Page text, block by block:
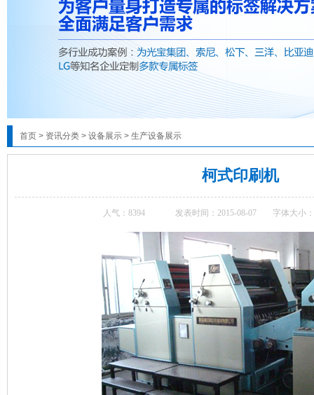
首页 > 资讯分类 > 设备展示 > 生产设备展示
柯式印刷机
人气： 8394 发表时间：2015-08-07 字体大小